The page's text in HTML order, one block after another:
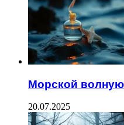
Морской
20.07.2025